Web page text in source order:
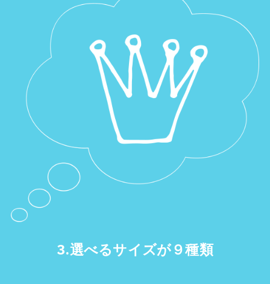
3.選べるサイズが９種類